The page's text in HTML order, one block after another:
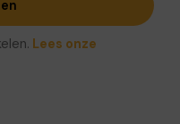
Lees onze